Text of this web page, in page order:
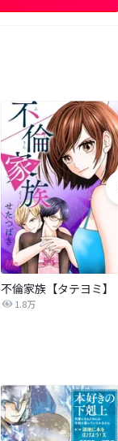
不倫家族【タテヨミ】
1.8万